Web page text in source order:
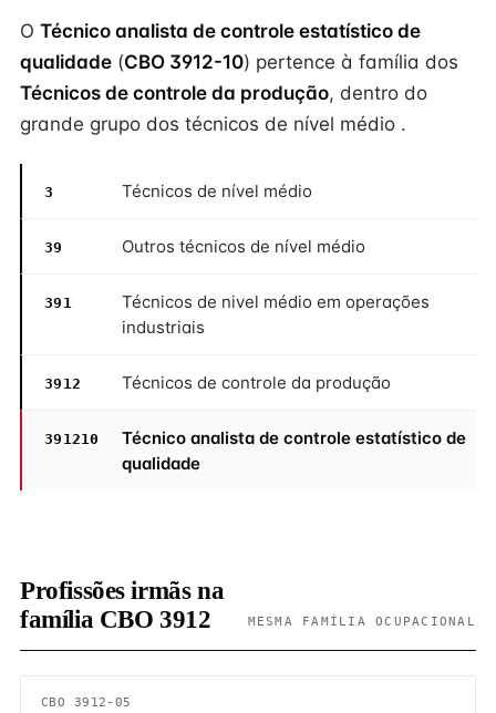
O Técnico analista de controle estatístico de
qualidade (CBO 3912-10) pertence à família dos
Técnicos de controle da produção, dentro do
grande grupo dos técnicos de nível médio .
3 Técnicos de nível médio
39 Outros técnicos de nível médio
391
Técnicos de nivel médio em operações
industriais
3912 Técnicos de controle da produção
391210
Técnico analista de controle estatístico de
qualidade
Profissões irmãs na
família CBO 3912
MESMA FAMÍLIA OCUPACIONAL
CBO 3912-05